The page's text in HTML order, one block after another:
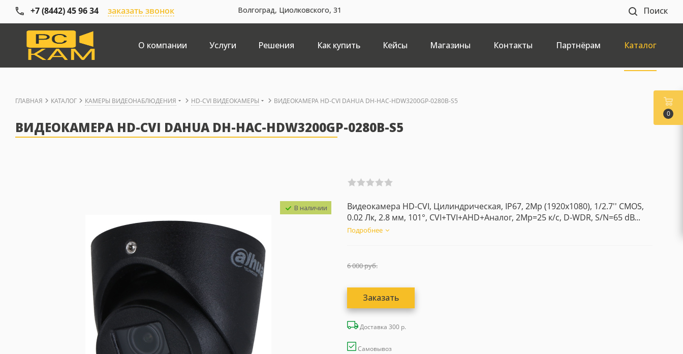
+7 (8442) 45 96 34 заказать звонок Волгоград, Циолковского, 31 Поиск
О компании Услуги Решения Как купить Кейсы Магазины Контакты Партнёрам Каталог
ГЛАВНАЯ КАТАЛОГ КАМЕРЫ ВИДЕОНАБЛЮДЕНИЯ HD-CVI ВИДЕОКАМЕРЫ ВИДЕОКАМЕРА HD-CVI DAHUA DH-HAC-HDW3200GP-0280B-S5
ВИДЕОКАМЕРА HD-CVI DAHUA DH-HAC-HDW3200GP-0280B-S5
В наличии
Видеокамера HD-CVI, Цилиндрическая, IP67, 2Mp (1920x1080), 1/2.7'' CMOS,
0.02 Лк, 2.8 мм, 101°, CVI+TVI+AHD+Аналог, 2Mp=25 к/с, D-WDR, S/N=65 dB...
Подробнее
6 000руб.
Заказать
Доставка 300 р.
Самовывоз
0